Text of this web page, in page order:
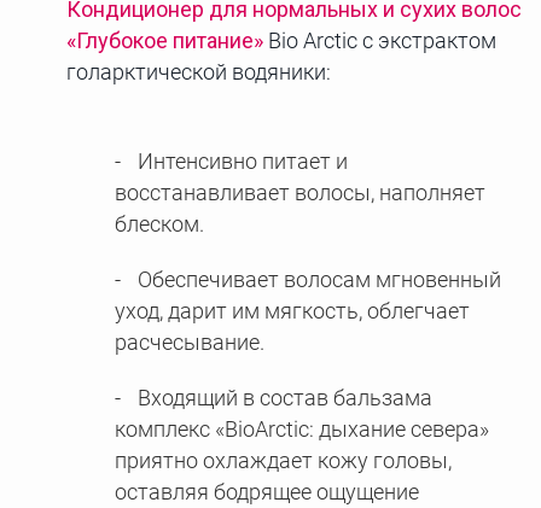
Кондиционер для нормальных и сухих волос
«Глубокое питание» Bio Arctic с экстрактом
голарктической водяники:
Интенсивно питает и
восстанавливает волосы, наполняет
блеском.
Обеспечивает волосам мгновенный
уход, дарит им мягкость, облегчает
расчесывание.
Входящий в состав бальзама
комплекс «BioArctic: дыхание севера»
приятно охлаждает кожу головы,
оставляя бодрящее ощущение